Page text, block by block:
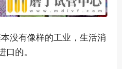
没有像样的工业，生活消
口的。